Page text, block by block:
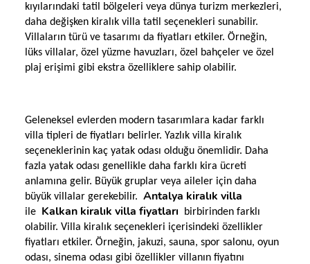
kıyılarındaki tatil bölgeleri veya dünya turizm merkezleri,
daha değişken kiralık villa tatil seçenekleri sunabilir.
Villaların türü ve tasarımı da fiyatları etkiler. Örneğin,
lüks villalar, özel yüzme havuzları, özel bahçeler ve özel
plaj erişimi gibi ekstra özelliklere sahip olabilir.
Geleneksel evlerden modern tasarımlara kadar farklı
villa tipleri de fiyatları belirler. Yazlık villa kiralık
seçeneklerinin kaç yatak odası olduğu önemlidir. Daha
fazla yatak odası genellikle daha farklı kira ücreti
anlamına gelir. Büyük gruplar veya aileler için daha
büyük villalar gerekebilir. Antalya kiralık villa
ile Kalkan kiralık villa fiyatları birbirinden farklı
olabilir. Villa kiralık seçenekleri içerisindeki özellikler
fiyatları etkiler. Örneğin, jakuzi, sauna, spor salonu, oyun
odası, sinema odası gibi özellikler villanın fiyatını